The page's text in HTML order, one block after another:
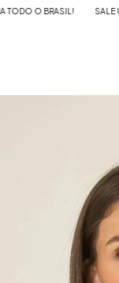
SALE UP TO 60% OFF